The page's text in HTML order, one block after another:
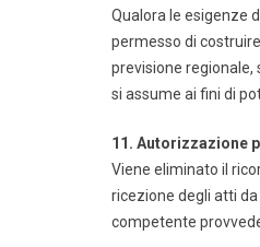
Qualora le esigenze
permesso di
previsione
si assume ai fini di
11. Autorizzazione
Viene eliminato il
ricezione degli atti
competente